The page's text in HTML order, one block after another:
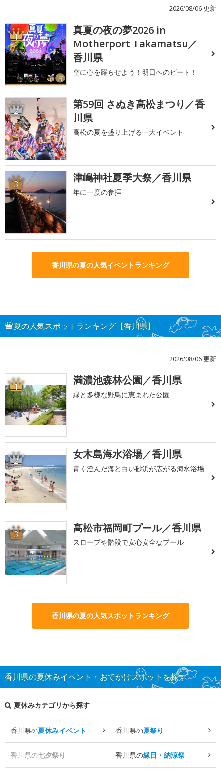
2026/08/06 更新
1
真夏の夜の夢2026 in
Motherport Takamatsu／
香川県
空に心を躍らせよう！明日へのビート！
2
第59回 さぬき高松まつり／香
川県
高松の夏を盛り上げる一大イベント
3 津嶋神社夏季大祭／香川県
年に一度の参拝
香川県の夏の人気イベントランキング
夏の人気スポットランキング【香川県】
2026/08/06 更新
1 満濃池森林公園／香川県
緑と多様な野鳥に恵まれた公園
2 女木島海水浴場／香川県
青く澄んだ海と白い砂浜が広がる海水浴場
3 高松市福岡町プール／香川県
スロープや階段で安心安全なプール
香川県の夏の人気スポットランキング
香川県の夏休みイベント・おでかけスポットを探す
夏休みカテゴリから探す
香川県の夏休みイベント 香川県の夏祭り
香川県の七夕祭り 香川県の縁日・納涼祭